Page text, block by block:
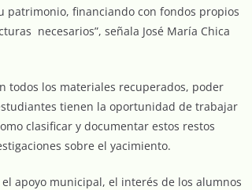
financiando con fondos propios
necesarios”, señala José María Chica
todos los materiales recuperados, poder
tienen la oportunidad de trabajar
clasificar y documentar estos restos
sobre el yacimiento.
apoyo municipal, el interés de los alumnos